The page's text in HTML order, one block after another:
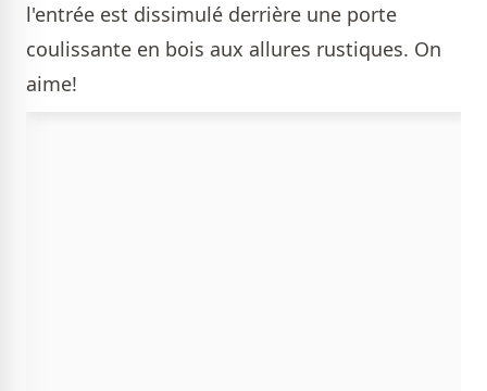
l'entrée est dissimulé derrière une porte
coulissante en bois aux allures rustiques. On
aime!